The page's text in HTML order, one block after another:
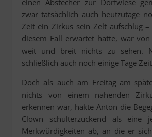
zwar tatsächlich auch heutzutage
Zeit ein Zirkus sein Zelt aufschlug
diesem Fall erwartet hatte, war
weit und breit nichts zu sehen.
schließlich auch noch einige Tage
Doch als auch am Freitag am
nichts von einem nahenden
erkennen war, hakte Anton die
Clown schulterzuckend als eine
Merkwürdigkeiten ab, an die er